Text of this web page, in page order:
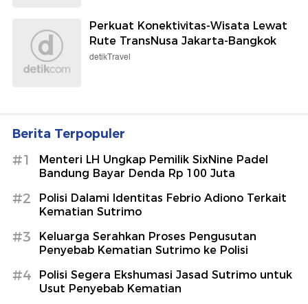
Perkuat Konektivitas-Wisata Lewat
Rute TransNusa Jakarta-Bangkok
detikTravel
Berita Terpopuler
#1
Menteri LH Ungkap Pemilik SixNine Padel
Bandung Bayar Denda Rp 100 Juta
#2
Polisi Dalami Identitas Febrio Adiono Terkait
Kematian Sutrimo
#3
Keluarga Serahkan Proses Pengusutan
Penyebab Kematian Sutrimo ke Polisi
#4
Polisi Segera Ekshumasi Jasad Sutrimo untuk
Usut Penyebab Kematian